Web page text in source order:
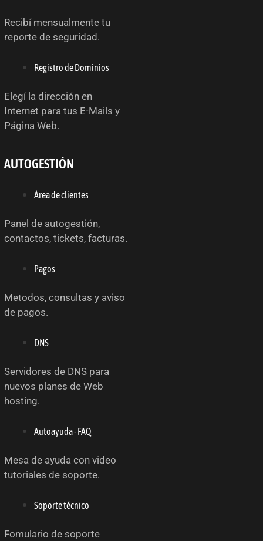
Recibí mensualmente tu
reporte de seguridad.
Registro de Dominios
Elegí la dirección en
Internet para tus E-Mails y
Página Web.
AUTOGESTIÓN
Área de clientes
Panel de autogestión,
contactos, tickets, facturas.
Pagos
Metodos, consultas y aviso
de pagos.
DNS
Servidores de DNS para
nuevos planes de Web
hosting.
Autoayuda - FAQ
Mesa de ayuda con video
tutoriales de soporte.
Soporte técnico
Fomulario de soporte